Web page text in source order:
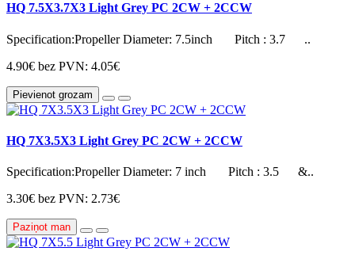
HQ 7.5X3.7X3 Light Grey PC 2CW + 2CCW
Specification:Propeller Diameter: 7.5inch Pitch : 3.7 ..
4.90€ bez PVN: 4.05€
Pievienot grozam
HQ 7X3.5X3 Light Grey PC 2CW + 2CCW
Specification:Propeller Diameter: 7 inch Pitch : 3.5 &..
3.30€ bez PVN: 2.73€
Paziņot man